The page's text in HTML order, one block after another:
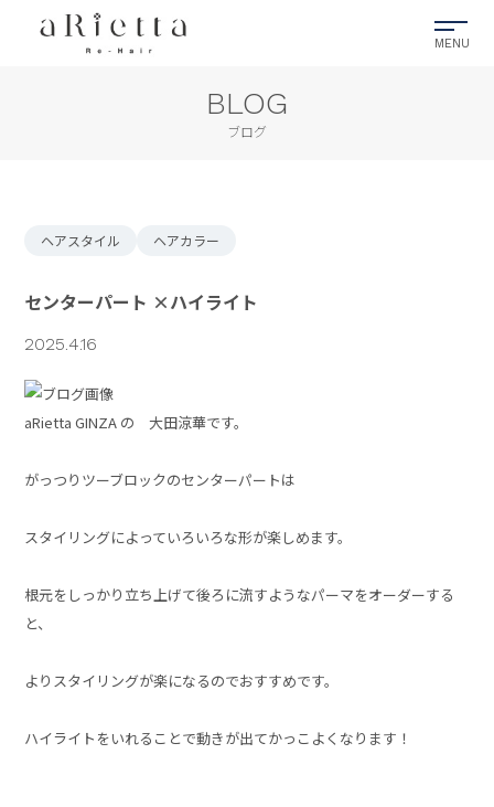
BLOG
ブログ
ヘアスタイル ヘアカラー
センターパート ×ハイライト
2025.4.16
aRietta GINZA の 大田涼華です。
がっつりツーブロックのセンターパートは
スタイリングによっていろいろな形が楽しめます。
根元をしっかり立ち上げて後ろに流すようなパーマをオーダーする
と、
よりスタイリングが楽になるのでおすすめです。
ハイライトをいれることで動きが出てかっこよくなります！